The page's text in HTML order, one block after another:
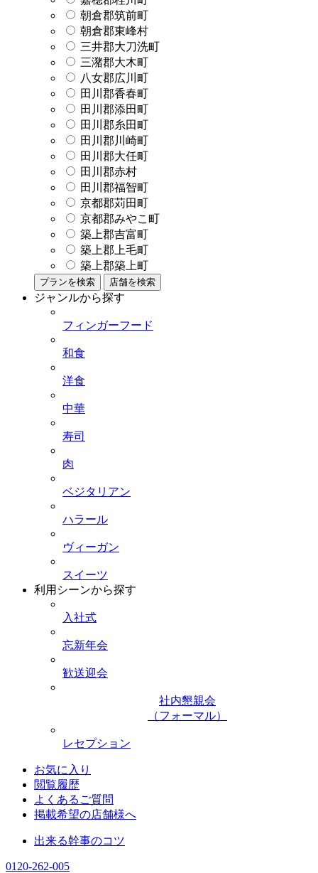
朝倉郡筑前町
朝倉郡東峰村
三井郡大刀洗町
三潴郡大木町
八女郡広川町
田川郡香春町
田川郡添田町
田川郡糸田町
田川郡川崎町
田川郡大任町
田川郡赤村
田川郡福智町
京都郡苅田町
京都郡みやこ町
築上郡吉富町
築上郡上毛町
築上郡築上町
プランを検索 店舗を検索
ジャンルから探す
フィンガーフード
和食
洋食
中華
寿司
肉
ベジタリアン
ハラール
ヴィーガン
スイーツ
利用シーンから探す
入社式
忘新年会
歓送迎会
社内懇親会
（フォーマル）
レセプション
お気に入り
閲覧履歴
よくあるご質問
掲載希望の店舗様へ
出来る幹事のコツ
0120-262-005